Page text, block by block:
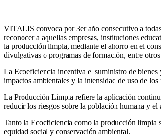
VITALIS convoca por 3er año consecutivo a
reconocer a aquellas empresas, instituciones
la producción limpia, mediante el ahorro en el
divulgativas o programas de formación, entre otros.
La Ecoeficiencia incentiva el suministro de bienes
impactos ambientales y la intensidad de uso de
La Producción Limpia refiere la aplicación
reducir los riesgos sobre la población humana y el
Tanto la Ecoeficiencia como la producción limpia
equidad social y conservación ambiental.